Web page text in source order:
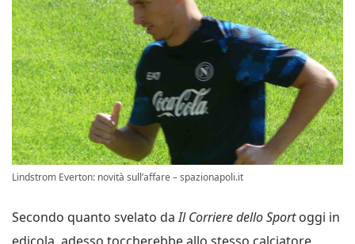
Lindstrom Everton: novità sull’affare – spazionapoli.it
Secondo quanto svelato daIl Corriere dello Sportoggi in